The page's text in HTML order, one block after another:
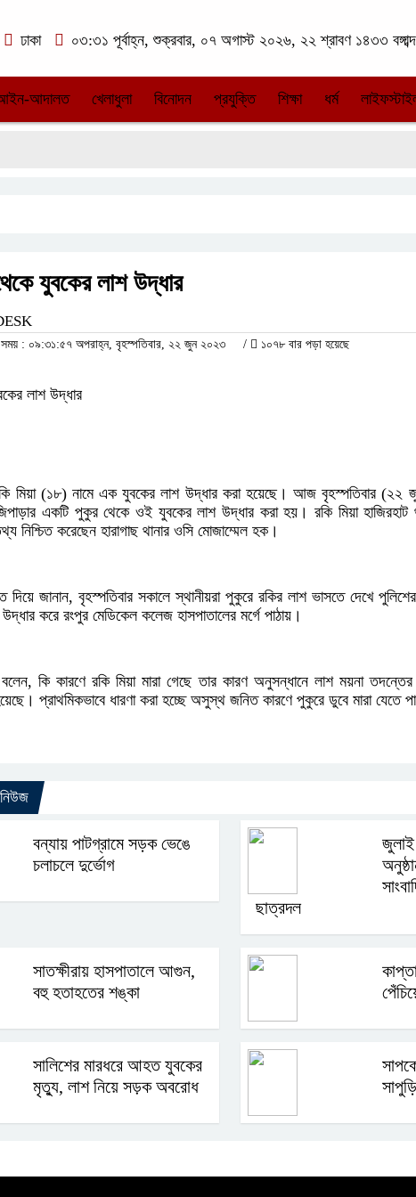
ঢাকা ০৩:৩১ পূর্বাহ্ন, শুক্রবার, ০৭ অগাস্ট ২০২৬, ২২ শ্রাবণ ১৪৩৩ বঙ্গাব্দ
আদালত খেলাধুলা বিনোদন প্রযুক্তি শিক্ষা ধর্ম
যুবকের লাশ উদ্ধার
: ০৯:৩১:৫৭ অপরাহ্ন, বৃহস্পতিবার, ২২ জুন ২০২৩ / ১০৭৮ বার পড়া হয়েছে
লাশ উদ্ধার
মিয়া (১৮) নামে এক যুবকের লাশ উদ্ধার করা হয়েছে। আজ বৃহস্পতিবার (২২
একটি পুকুর থেকে ওই যুবকের লাশ উদ্ধার করা হয়। রকি মিয়া হাজিরহাট
নিশ্চিত করেছেন হারাগাছ থানার ওসি মোজাম্মেল হক।
দিয়ে জানান, বৃহস্পতিবার সকালে স্থানীয়রা পুকুরে রকির লাশ ভাসতে দেখে
করে রংপুর মেডিকেল কলেজ হাসপাতালের মর্গে পাঠায়।
কি কারণে রকি মিয়া মারা গেছে তার কারণ অনুসন্ধানে লাশ ময়না
প্রাথমিকভাবে ধারণা করা হচ্ছে অসুস্থ জনিত কারণে পুকুরে ডুবে মারা যেতে
বন্যায় পাটগ্রামে সড়ক ভেঙে
চলাচলে দুর্ভোগ
ছাত্রদল
সাতক্ষীরায় হাসপাতালে আগুন,
বহু হতাহতের শঙ্কা
সালিশের মারধরে আহত যুবকের
মৃত্যু, লাশ নিয়ে সড়ক অবরোধ